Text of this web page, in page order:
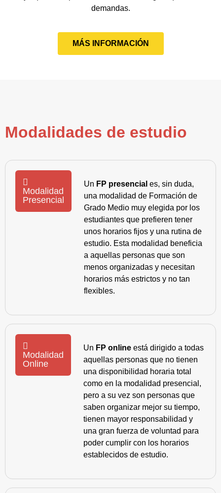
demandas.
MÁS INFORMACIÓN
Modalidades de estudio
Modalidad
Presencial
Un FP presencial es, sin duda,
una modalidad de Formación de
Grado Medio muy elegida por los
estudiantes que prefieren tener
unos horarios fijos y una rutina de
estudio. Esta modalidad beneficia
a aquellas personas que son
menos organizadas y necesitan
horarios más estrictos y no tan
flexibles.
Modalidad
Online
Un FP online está dirigido a todas
aquellas personas que no tienen
una disponibilidad horaria total
como en la modalidad presencial,
pero a su vez son personas que
saben organizar mejor su tiempo,
tienen mayor responsabilidad y
una gran fuerza de voluntad para
poder cumplir con los horarios
establecidos de estudio.